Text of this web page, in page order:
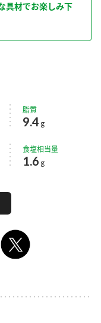
具材でお楽しみ下
脂質
9.4 g
食塩相当量
1.6 g